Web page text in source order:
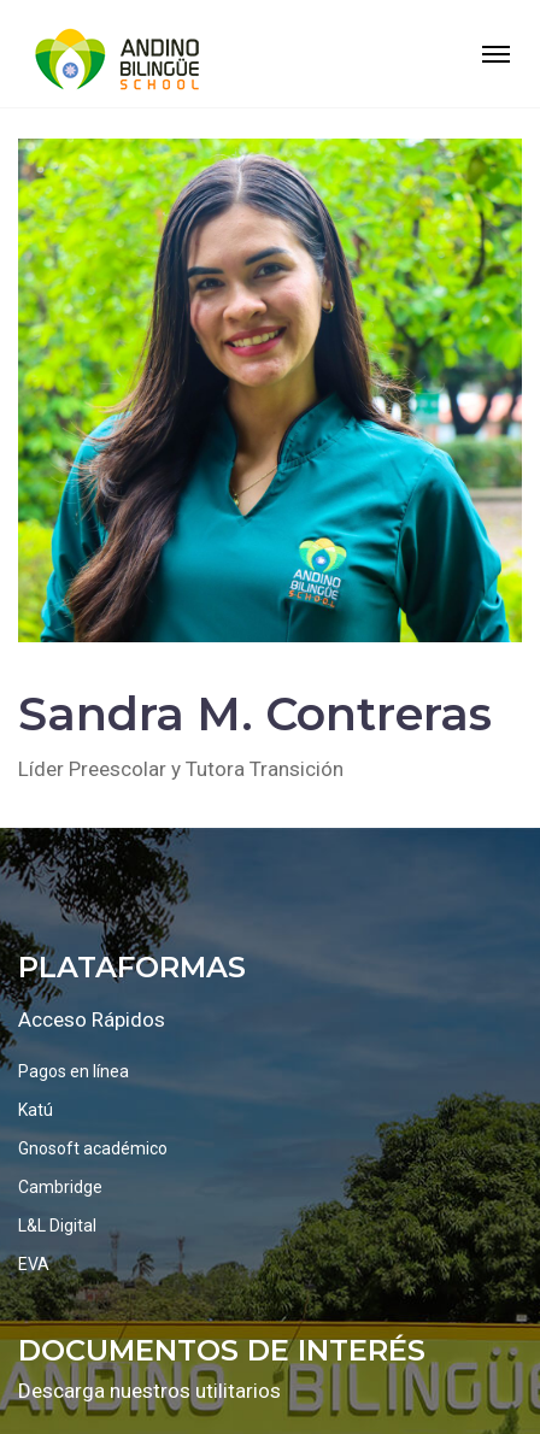
Sandra M. Contreras
Líder Preescolar y Tutora Transición
PLATAFORMAS
Acceso Rápidos
Pagos en línea
Katú
Gnosoft académico
Cambridge
L&L Digital
EVA
DOCUMENTOS DE INTERÉS
Descarga nuestros utilitarios